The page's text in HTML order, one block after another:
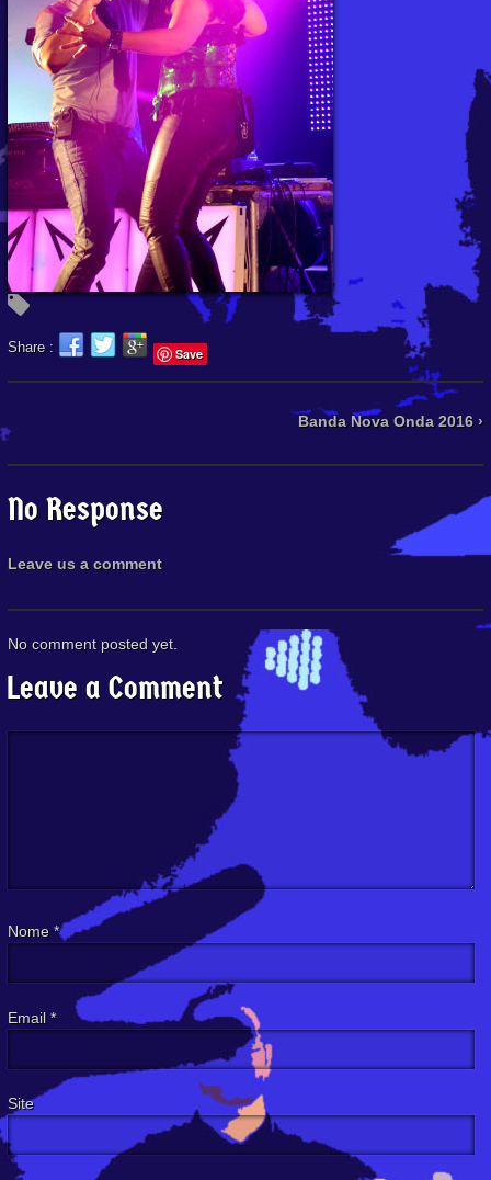
Share : Save
Banda Nova Onda 2016 ›
No Response
Leave us a comment
No comment posted yet.
Leave a Comment
Nome *
Email *
Site